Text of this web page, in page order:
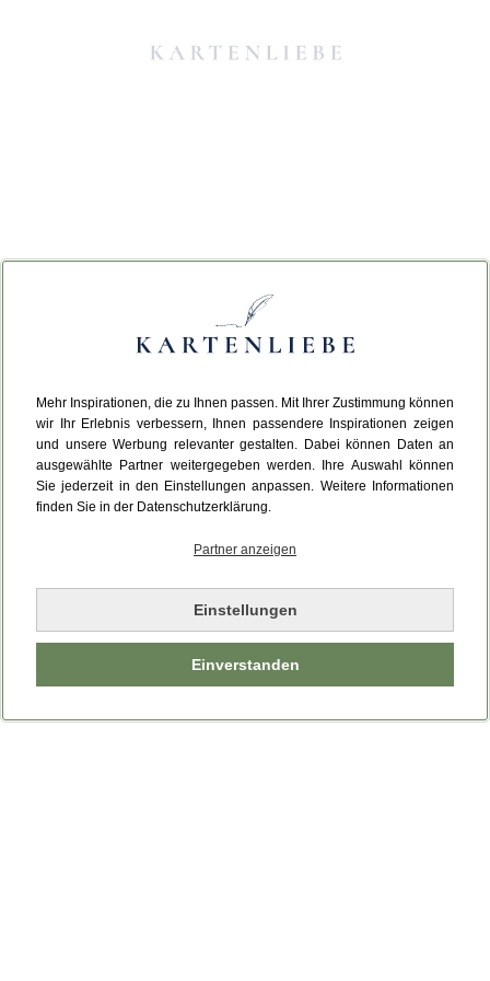
Mehr Inspirationen, die zu Ihnen passen. Mit Ihrer Zustimmung können
wir Ihr Erlebnis verbessern, Ihnen passendere Inspirationen zeigen
und unsere Werbung relevanter gestalten. Dabei können Daten an
ausgewählte Partner weitergegeben werden. Ihre Auswahl können
Sie jederzeit in den Einstellungen anpassen. Weitere Informationen
finden Sie in der Datenschutzerklärung.
Partner anzeigen
Einstellungen
Einverstanden
Da ist etwas schiefgelaufen.
Leider ist ein technischer Fehler aufgetreten.
Bitte laden Sie die Seite neu.